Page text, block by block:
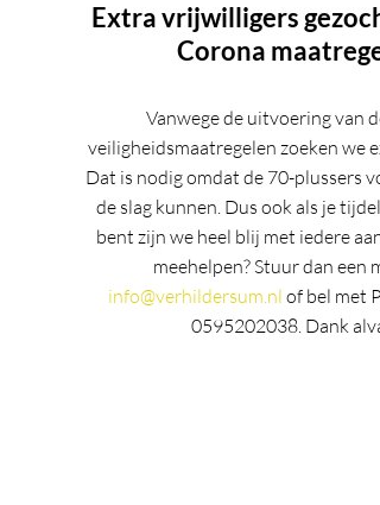
Extra vrijwilligers
Corona
Vanwege de uitvoering van
veiligheidsmaatregelen zoeken we
Dat is nodig omdat de 70-plussers
de slag kunnen. Dus ook als je
bent zijn we heel blij met iedere
meehelpen? Stuur dan een
info@verhildersum.nl of bel met
0595202038. Dank